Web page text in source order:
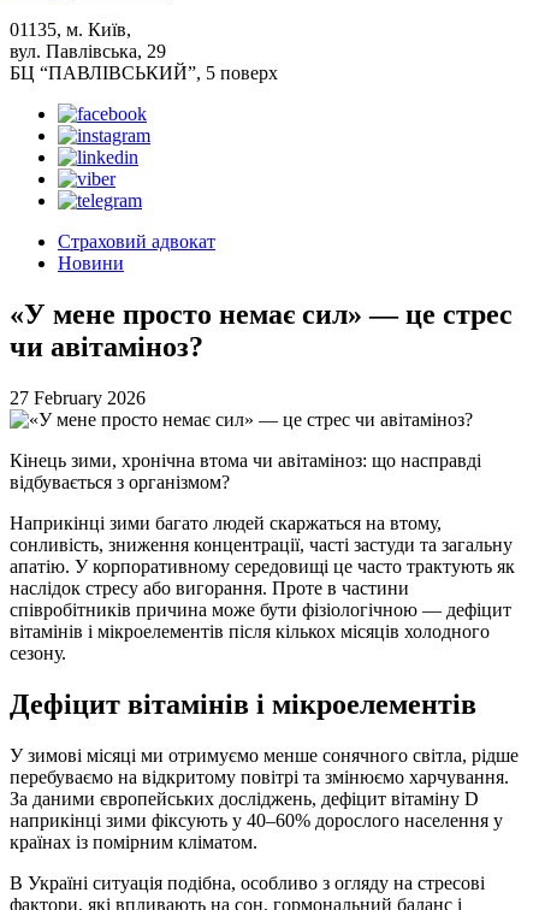
01135, м. Київ,
вул. Павлівська, 29
БЦ “ПАВЛІВСЬКИЙ”, 5 поверх
Страховий адвокат
Новини
«У мене просто немає сил» — це стрес
чи авітаміноз?
27 February 2026
Кінець зими, хронічна втома чи авітаміноз: що насправді
відбувається з організмом?
Наприкінці зими багато людей скаржаться на втому,
сонливість, зниження концентрації, часті застуди та загальну
апатію. У корпоративному середовищі це часто трактують як
наслідок стресу або вигорання. Проте в частини
співробітників причина може бути фізіологічною — дефіцит
вітамінів і мікроелементів після кількох місяців холодного
сезону.
Дефіцит вітамінів і мікроелементів
У зимові місяці ми отримуємо менше сонячного світла, рідше
перебуваємо на відкритому повітрі та змінюємо харчування.
За даними європейських досліджень, дефіцит вітаміну D
наприкінці зими фіксують у 40–60% дорослого населення у
країнах із помірним кліматом.
В Україні ситуація подібна, особливо з огляду на стресові
фактори, які впливають на сон, гормональний баланс і